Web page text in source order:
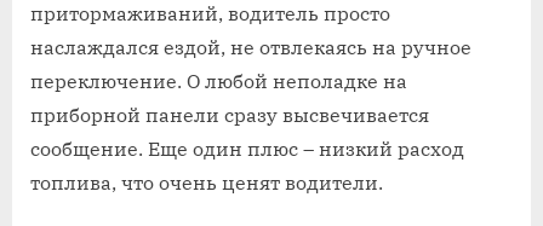
притормаживаний, водитель просто
наслаждался ездой, не отвлекаясь на ручное
переключение. О любой неполадке на
приборной панели сразу высвечивается
сообщение. Еще один плюс – низкий расход
топлива, что очень ценят водители.